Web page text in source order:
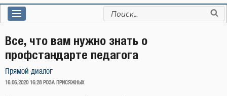
Искать:
Все, что вам нужно знать о
профстандарте педагога
Прямой диалог
ОПУБЛИКОВАНО
16.06.2020 16:28 РОЗА ПРИСЯЖНЫХ